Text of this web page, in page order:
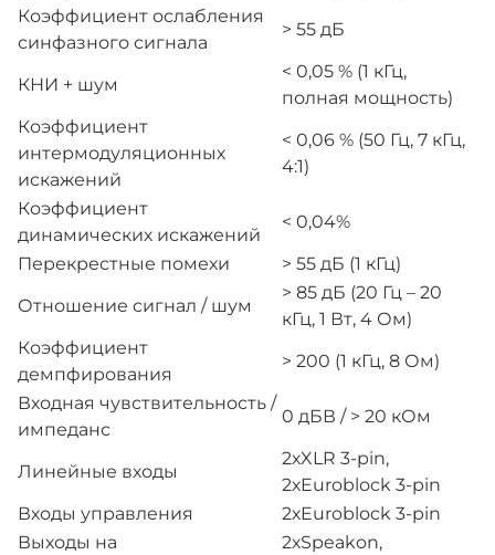
Коэффициент ослабления
синфазного сигнала
> 55 дБ
КНИ + шум
< 0,05 % (1 кГц,
полная мощность)
Коэффициент
интермодуляционных
искажений
< 0,06 % (50 Гц, 7 кГц,
4:1)
Коэффициент
динамических искажений
< 0,04%
Перекрестные помехи
> 55 дБ (1 кГц)
Отношение сигнал / шум
> 85 дБ (20 Гц – 20
кГц, 1 Вт, 4 Ом)
Коэффициент
демпфирования
> 200 (1 кГц, 8 Ом)
Входная чувствительность /
импеданс
0 дБВ / > 20 кОм
Линейные входы
2хXLR 3-pin,
2хEuroblock 3-pin
Входы управления
2хEuroblock 3-pin
Выходы на
2хSpeakon,